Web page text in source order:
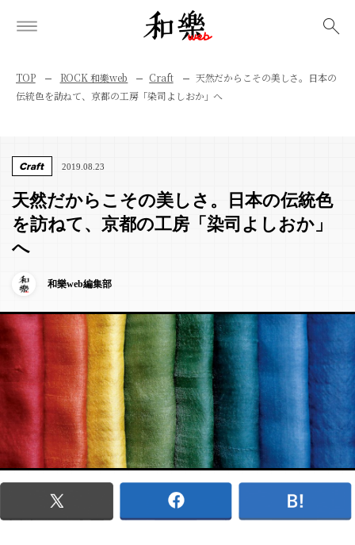
TOP ROCK 和樂web Craft
天然だからこその美しさ。日本の
伝統色を訪ねて、京都の工房「染司よしおか」へ
Craft 2019.08.23
天然だからこその美しさ。日本の伝統色
を訪ねて、京都の工房「染司よしおか」
へ
和樂web編集部